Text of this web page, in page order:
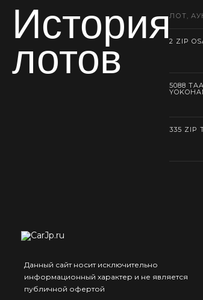
История
лотов
ЛОТ,
2 ZIP
5088 TAA
335 ZIP
Данный сайт носит исключительно
информационный характер и не является
публичной офертой